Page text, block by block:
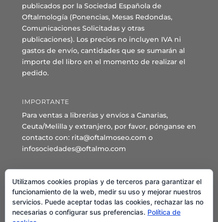
publicados por la Sociedad Española de
Oftalmología (Ponencias, Mesas Redondas,
Comunicaciones Solicitadas y otras
publicaciones). Los precios no incluyen IVA ni
gastos de envío, cantidades que se sumarán al
importe del libro en el momento de realizar el
pedido.
IMPORTANTE
Para ventas a librerías y envíos a Canarias,
Ceuta/Melilla y extranjero, por favor, pónganse en
contacto con: rita@oftalmoseo.com o
infosociedades@oftalmo.com
Sede Administrativa y Secretaría General
C/ Arcipreste de Hita 14 – 1º Derecha.
28015 – Madrid
Teléfono: 91 544 80 35 - 91 544 58 79
Utilizamos cookies propias y de terceros para garantizar el
funcionamiento de la web, medir su uso y mejorar nuestros
servicios. Puede aceptar todas las cookies, rechazar las no
necesarias o configurar sus preferencias. Política de